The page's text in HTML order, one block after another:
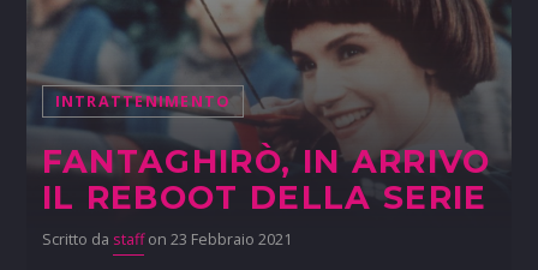
INTRATTENIMENTO
FANTAGHIRÒ, IN ARRIVO
IL REBOOT DELLA SERIE
Scritto da staffon 23 Febbraio 2021